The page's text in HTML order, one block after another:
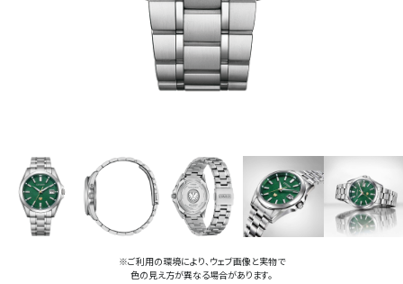
※ご利用の環境により、ウェブ画像と実物で
色の見え方が異なる場合があります。